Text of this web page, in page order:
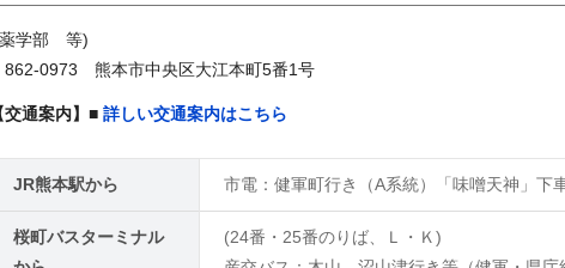
薬学部 等)
862-0973 熊本市中央区大江本町5番1号
交通案内】■詳しい交通案内はこちら
JR熊本駅から 市電：健軍町行き（A系統）「味噌天神」
桜町バスターミナル
(24番・25番のりば、Ｌ・Ｋ)